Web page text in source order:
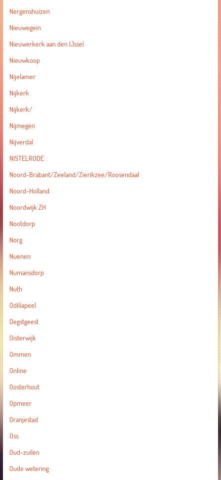
Nergenshuizen
Nieuwegein
Nieuwerkerk aan den IJssel
Nieuwkoop
Nijelamer
Nijkerk
Nijkerk/
Nijmegen
Nijverdal
NISTELRODE
Noord-Brabant/Zeeland/Zierikzee/Roosendaal
Noord-Holland
Noordwijk ZH
Nootdorp
Norg
Nuenen
Numansdorp
Nuth
Odiliapeel
Oegstgeest
Oisterwijk
Ommen
Online
Oosterhout
Opmeer
Oranjestad
Oss
Oud-zuilen
Oude wetering